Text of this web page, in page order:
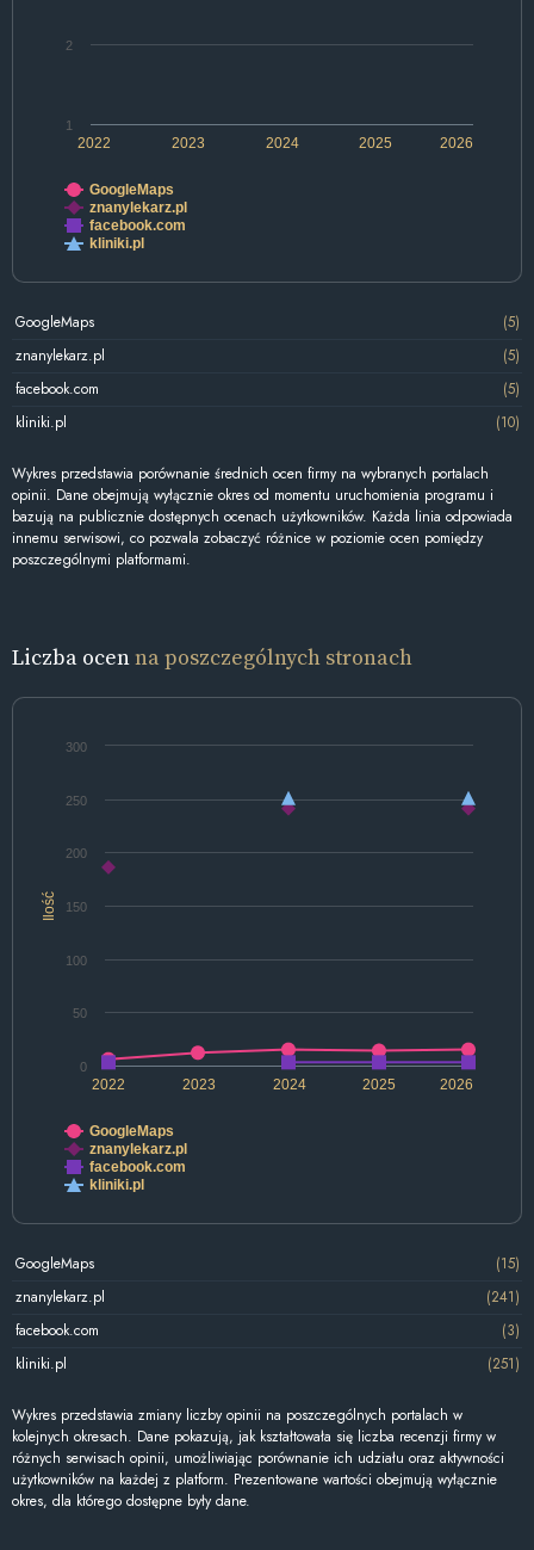
2022 2024 2026
2023 2025
1
2
GoogleMaps
znanylekarz.pl
facebook.com
kliniki.pl
GoogleMaps
(5)
znanylekarz.pl
(5)
facebook.com
(5)
kliniki.pl
(10)
Wykres przedstawia porównanie średnich ocen firmy na wybranych portalach
opinii. Dane obejmują wyłącznie okres od momentu uruchomienia programu i
bazują na publicznie dostępnych ocenach użytkowników. Każda linia odpowiada
innemu serwisowi, co pozwala zobaczyć różnice w poziomie ocen pomiędzy
poszczególnymi platformami.
Liczba ocenna poszczególnych stronach
Ilość
2022 2024 2026
2023 2025
0
50
100
150
200
250
300
GoogleMaps
znanylekarz.pl
facebook.com
kliniki.pl
GoogleMaps
(15)
znanylekarz.pl
(241)
facebook.com
(3)
kliniki.pl
(251)
Wykres przedstawia zmiany liczby opinii na poszczególnych portalach w
kolejnych okresach. Dane pokazują, jak kształtowała się liczba recenzji firmy w
różnych serwisach opinii, umożliwiając porównanie ich udziału oraz aktywności
użytkowników na każdej z platform. Prezentowane wartości obejmują wyłącznie
okres, dla którego dostępne były dane.